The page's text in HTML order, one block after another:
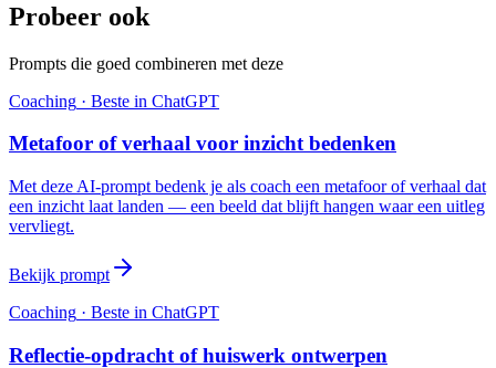
Probeer ook
Prompts die goed combineren met deze
Coaching · Beste in ChatGPT
Metafoor of verhaal voor inzicht bedenken
Met deze AI-prompt bedenk je als coach een metafoor of verhaal dat
een inzicht laat landen — een beeld dat blijft hangen waar een uitleg
vervliegt.
Bekijk prompt
Coaching · Beste in ChatGPT
Reflectie-opdracht of huiswerk ontwerpen